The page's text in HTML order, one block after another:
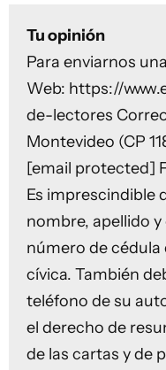
Tu opinión
Para enviarnos
Web: https://
de-lectores
Montevideo (CP
[email protected]
Es imprescindible
nombre, apellido
número de
cívica. También
teléfono de su
el derecho de
de las cartas y de